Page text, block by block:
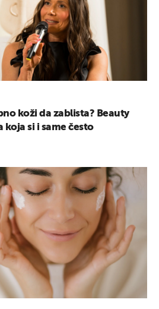
koži da zablista? Beauty
si i same često